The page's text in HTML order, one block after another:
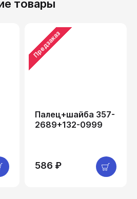
товары
Предзаказ
Палец+шайба 357-
2689+132-0999
586 ₽